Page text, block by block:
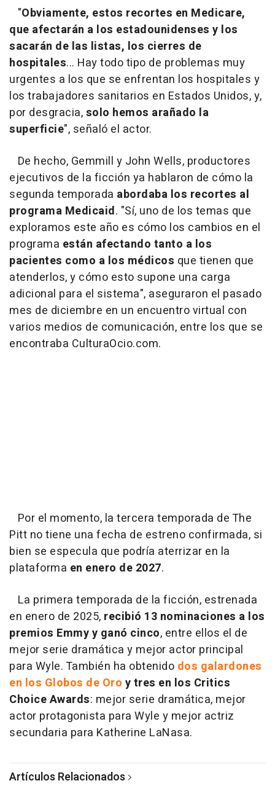
"Obviamente, estos recortes en Medicare,
que afectarán a los estadounidenses y los
sacarán de las listas, los cierres de
hospitales... Hay todo tipo de problemas muy
urgentes a los que se enfrentan los hospitales y
los trabajadores sanitarios en Estados Unidos, y,
por desgracia,solo hemos arañado la
superficie", señaló el actor.
De hecho, Gemmill y John Wells, productores
ejecutivos de la ficción ya hablaron de cómo la
segunda temporada abordaba los recortes al
programa Medicaid. "Sí, uno de los temas que
exploramos este año es cómo los cambios en el
programa están afectando tanto a los
pacientes como a los médicos que tienen que
atenderlos, y cómo esto supone una carga
adicional para el sistema", aseguraron el pasado
mes de diciembre en un encuentro virtual con
varios medios de comunicación, entre los que se
encontraba CulturaOcio.com.
Por el momento, la tercera temporada de The
Pitt no tiene una fecha de estreno confirmada, si
bien se especula que podría aterrizar en la
plataforma en enero de 2027.
La primera temporada de la ficción, estrenada
en enero de 2025, recibió 13 nominaciones a los
premios Emmyy ganó cinco, entre ellos el de
mejor serie dramática y mejor actor principal
para Wyle. También ha obtenido dos galardones
en los Globos de Oro y tres en los Critics
Choice Awards: mejor serie dramática, mejor
actor protagonista para Wyle y mejor actriz
secundaria para Katherine LaNasa.
Artículos Relacionados